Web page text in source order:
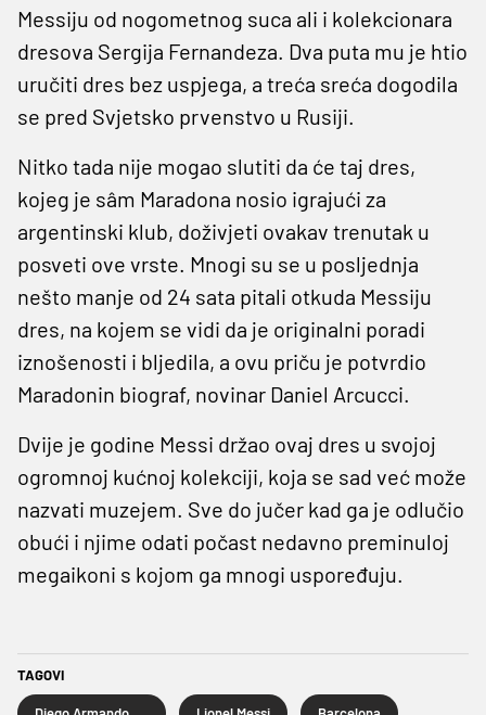
Messiju od nogometnog suca ali i kolekcionara
dresova Sergija Fernandeza. Dva puta mu je htio
uručiti dres bez uspjega, a treća sreća dogodila
se pred Svjetsko prvenstvo u Rusiji.
Nitko tada nije mogao slutiti da će taj dres,
kojeg je sâm Maradona nosio igrajući za
argentinski klub, doživjeti ovakav trenutak u
posveti ove vrste. Mnogi su se u posljednja
nešto manje od 24 sata pitali otkuda Messiju
dres, na kojem se vidi da je originalni poradi
iznošenosti i bljedila, a ovu priču je potvrdio
Maradonin biograf, novinar Daniel Arcucci.
Dvije je godine Messi držao ovaj dres u svojoj
ogromnoj kućnoj kolekciji, koja se sad već može
nazvati muzejem. Sve do jučer kad ga je odlučio
obući i njime odati počast nedavno preminuloj
megaikoni s kojom ga mnogi uspoređuju.
TAGOVI